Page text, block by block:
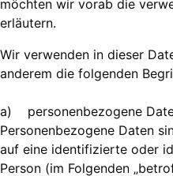
möchten wir vorab die
erläutern.
Wir verwenden in dieser
anderem die folgenden
a) personenbezogene
Personenbezogene Daten
auf eine identifizierte oder
Person (im Folgenden